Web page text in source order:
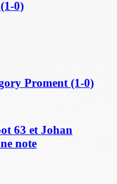
0)
Proment (1-0)
63 et Johan
note